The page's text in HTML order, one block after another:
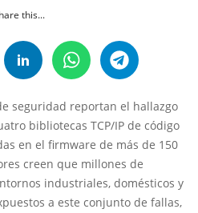
this...
seguridad reportan el hallazgo
bibliotecas TCP/IP de código
en el firmware de más de 150
creen que millones de
industriales, domésticos y
a este conjunto de fallas,